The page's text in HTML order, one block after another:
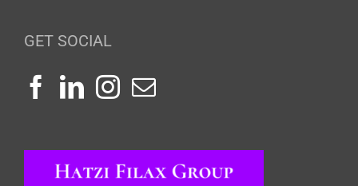
GET SOCIAL